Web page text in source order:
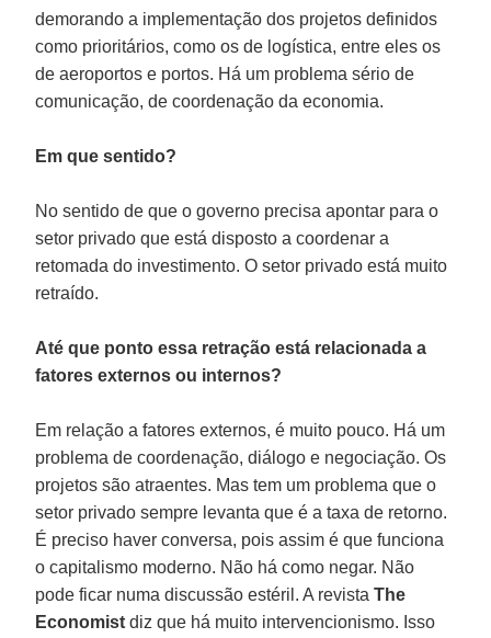
demorando a implementação dos projetos definidos
como prioritários, como os de logística, entre eles os
de aeroportos e portos. Há um problema sério de
comunicação, de coordenação da economia.
Em que sentido?
No sentido de que o governo precisa apontar para o
setor privado que está disposto a coordenar a
retomada do investimento. O setor privado está muito
retraído.
Até que ponto essa retração está relacionada a
fatores externos ou internos?
Em relação a fatores externos, é muito pouco. Há um
problema de coordenação, diálogo e negociação. Os
projetos são atraentes. Mas tem um problema que o
setor privado sempre levanta que é a taxa de retorno.
É preciso haver conversa, pois assim é que funciona
o capitalismo moderno. Não há como negar. Não
pode ficar numa discussão estéril. A revistaThe
Economist diz que há muito intervencionismo. Isso